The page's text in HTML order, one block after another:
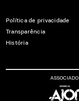
Política de privacidade
Transparência
História
ASSOCIADO